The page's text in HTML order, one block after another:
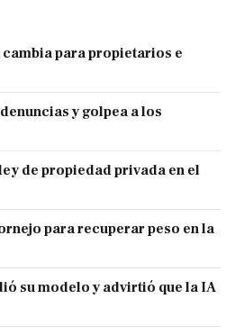
para propietarios e
y golpea a los
de propiedad privada en el
para recuperar peso en la
su modelo y advirtió que la IA